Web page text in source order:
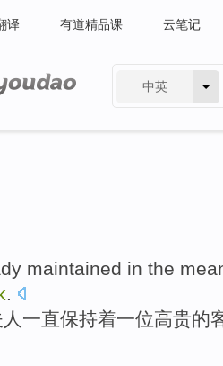
译 有道精品课 云笔记
中英
maintained in the
.
人一直保持着一位高贵的